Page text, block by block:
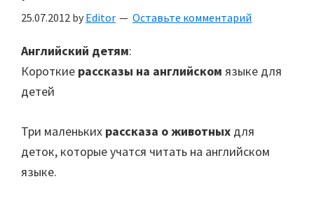
25.07.2012 by Editor Оставьте комментарий
Английский детям:
Короткие рассказы на английском языке для
детей
Три маленьких рассказа о животных для
деток, которые учатся читать на английском
языке.